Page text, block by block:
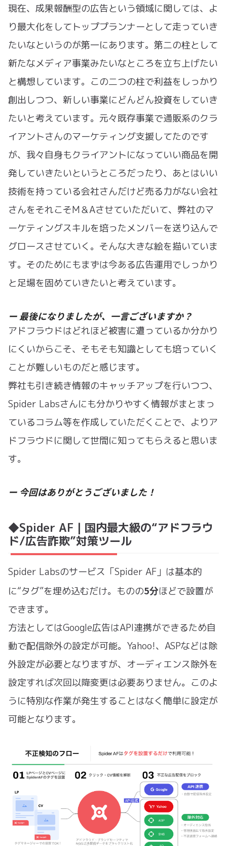
現在、成果報酬型の広告という領域に関しては、よ
り最大化をしてトッププランナーとして走っていき
たいなというのが第一にあります。第二の柱として
新たなメディア事業みたいなところを立ち上げたい
と構想しています。この二つの柱で利益をしっかり
創出しつつ、新しい事業にどんどん投資をしていき
たいと考えています。元々既存事業で通販系のクラ
イアントさんのマーケティング支援してたのです
が、我々自身もクライアントになっていい商品を開
発していきたいというところだったり、あとはいい
技術を持っている会社さんだけど売る力がない会社
さんをそれこそM＆Aさせていただいて、弊社のマ
ーケティングスキルを培ったメンバーを送り込んで
グロースさせていく。そんな大きな絵を描いていま
す。そのためにもまずは今ある広告運用でしっかり
と足場を固めていきたいと考えています。
ー 最後になりましたが、一言ございますか？
アドフラウドはどれほど被害に遭っているか分かり
にくいからこそ、そもそも知識としても培っていく
ことが難しいものだと感じます。
弊社も引き続き情報のキャッチアップを行いつつ、
Spider Labsさんにも分かりやすく情報がまとまっ
ているコラム等を作成していただくことで、よりア
ドフラウドに関して世間に知ってもらえると思いま
す。
ー 今回はありがとうございました！
◆Spider AF｜国内最大級の“アドフラウ
ド/広告詐欺”対策ツール
Spider Labsのサービス「Spider AF」は基本的
に“タグ”を埋め込むだけ。ものの5分ほどで設置が
できます。
方法としてはGoogle広告はAPI連携ができるため自
動で配信除外の設定が可能。Yahoo!、ASPなどは除
外設定が必要となりますが、オーディエンス除外を
設定すれば次回以降変更は必要ありません。このよ
うに特別な作業が発生することはなく簡単に設定が
可能となります。